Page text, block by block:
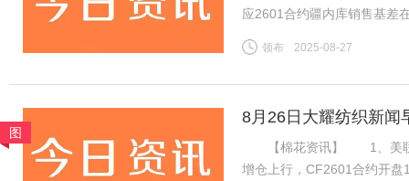
应2601合约疆内库销售基差
内地库新疆机采棉4129B含杂
领布 2025-08-27
图
8月26日大耀纺织新闻
【棉花资讯】 1、美联储
增仓上行，CF2601合约开